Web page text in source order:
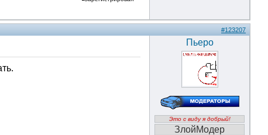
#123207
Пьеро
Это с виду я добрый!
ЗлойМодер